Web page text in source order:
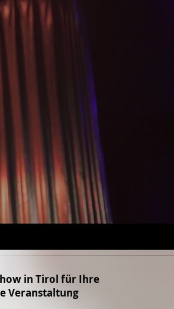
in Tirol für Ihre
Veranstaltung